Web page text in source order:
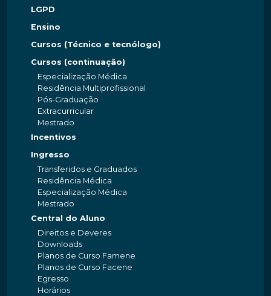
LGPD
Ensino
Cursos (Técnico e tecnólogo)
Cursos (continuação)
Especialização Médica
Residência Multiprofissional
Pós-Graduação
Extracurricular
Mestrado
Incentivos
Ingresso
Transferidos e Graduados
Residência Médica
Especialização Médica
Mestrado
Central do Aluno
Direitos e Deveres
Downloads
Planos de Curso Famene
Planos de Curso Facene
Egresso
Horários